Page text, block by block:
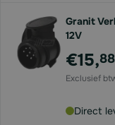
Granit
12V
€15,88
Direct